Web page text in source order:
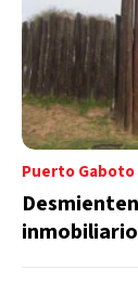
Puerto Gaboto